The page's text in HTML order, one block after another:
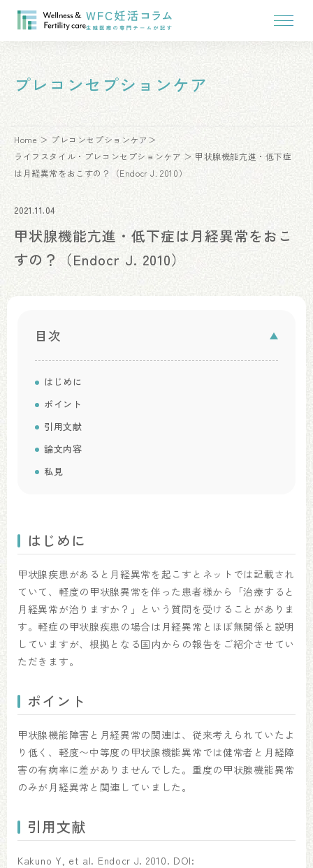
プレコンセプションケア
Home
プレコンセプションケア
ライフスタイル・プレコンセプションケア
甲状腺機能亢進・低下症
は月経異常をおこすの？（Endocr J. 2010）
2021.11.04
甲状腺機能亢進・低下症は月経異常をおこ
すの？（Endocr J. 2010）
目次
はじめに
ポイント
引用文献
論文内容
私見
はじめに
甲状腺疾患があると月経異常を起こすとネットでは記載され
ていて、軽度の甲状腺異常を伴った患者様から「治療すると
月経異常が治りますか？」という質問を受けることがありま
す。軽症の甲状腺疾患の場合は月経異常とほぼ無関係と説明
していますが、根拠となる国内からの報告をご紹介させてい
ただきます。
ポイント
甲状腺機能障害と月経異常の関連は、従来考えられていたよ
り低く、軽度〜中等度の甲状腺機能異常では健常者と月経障
害の有病率に差がありませんでした。重度の甲状腺機能異常
のみが月経異常と関連していました。
引用文献
Kakuno Y, et al. Endocr J. 2010. DOI: